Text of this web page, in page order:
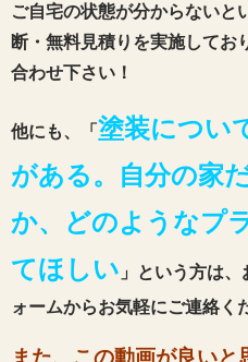
ご自宅の状態が分からないと
断・無料見積りを実施してお
合わせ下さい！
他にも、「 塗装につい
がある。自分の家
か、どのようなプ
てほしい 」という方は
ォームからお気軽にご連絡く
また、この動画が良い